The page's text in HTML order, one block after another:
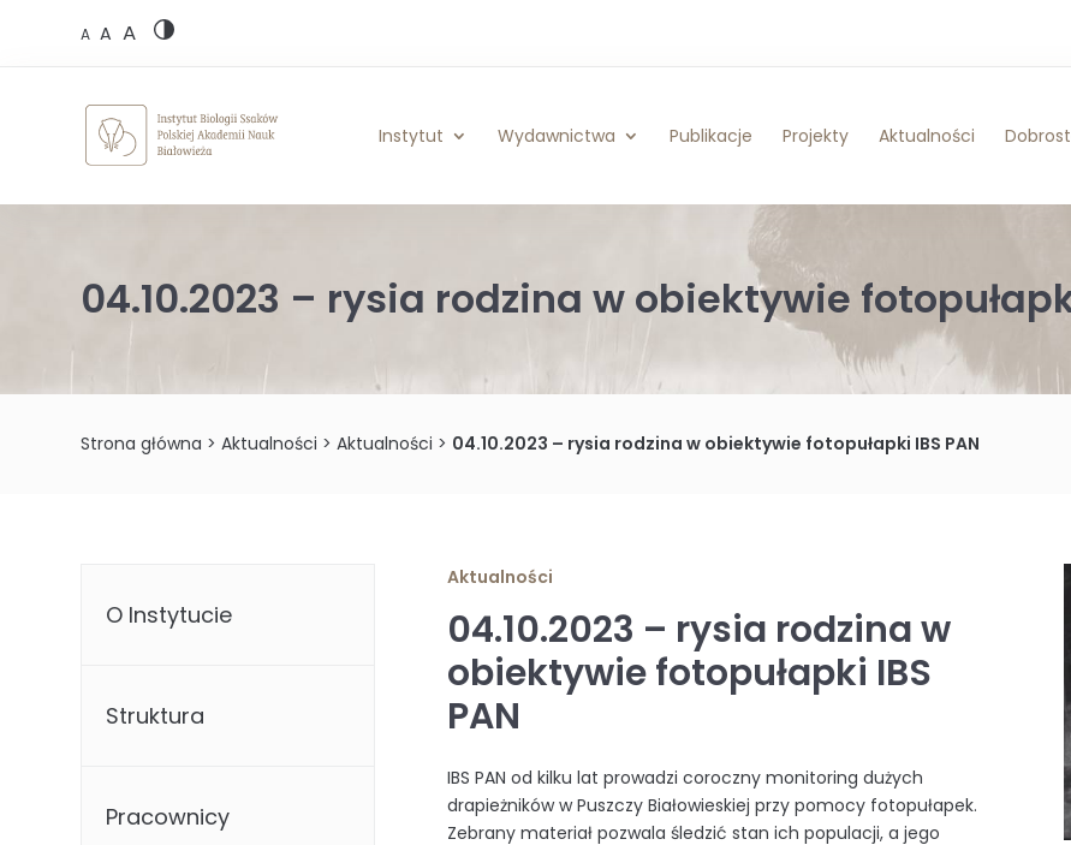
A A A
Instytut Wydawnictwa Publikacje Projekty Aktualności
04.10.2023 – rysia rodzina w obiektywie
Strona główna >Aktualności >Aktualności > 04.10.2023 – rysia rodzina w obiektywie fotopułapki IBS PAN
Aktualności
04.10.2023 – rysia rodzina w
obiektywie fotopułapki IBS
PAN
IBS PAN od kilku lat prowadzi coroczny monitoring dużych
drapieżników w Puszczy Białowieskiej przy pomocy fotopułapek.
Zebrany materiał pozwala śledzić stan ich populacji, a jego
O Instytucie
Struktura
Pracownicy